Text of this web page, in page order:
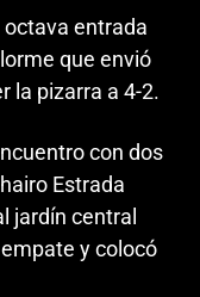
entrada
que envió
la pizarra a 4-2.
con dos
Estrada
jardín central
y colocó